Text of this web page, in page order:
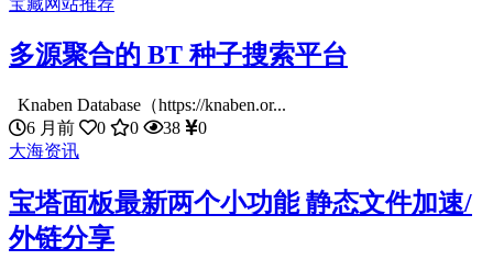
多源聚合的 BT 种子搜索平台
Knaben Database（https://knaben.or...
6 月前
0 0 38
0
大海资讯
宝塔面板最新两个小功能 静态文件加速/
外链分享